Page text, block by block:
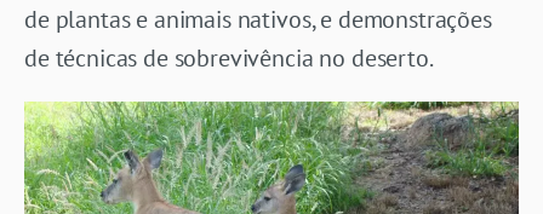
de plantas e animais nativos, e demonstrações
de técnicas de sobrevivência no deserto.